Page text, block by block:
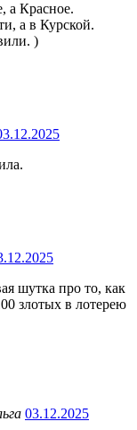
а Красное.
а в Курской.
)
шутка про то, как
злотых в лотерею
03.12.2025